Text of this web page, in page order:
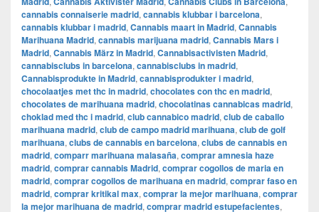
cannabis connaiserie madrid, cannabis klubbar i barcelona,
cannabis klubbar i madrid, Cannabis maart in Madrid, Cannabis
Marihuana Madrid, cannabis marijuana madrid, Cannabis Mars i
Madrid, Cannabis März in Madrid, Cannabisactivisten Madrid,
cannabisclubs in barcelona, cannabisclubs in madrid,
Cannabisprodukte in Madrid, cannabisprodukter i madrid,
chocolaatjes met thc in madrid, chocolates con thc en madrid,
chocolates de marihuana madrid, chocolatinas cannabicas madrid,
choklad med thc i madrid, club cannabico madrid, club de caballo
marihuana madrid, club de campo madrid marihuana, club de golf
marihuana, clubs de cannabis en barcelona, clubs de cannabis en
madrid, comparr marihuana malasaña, comprar amnesia haze
madrid, comprar cannabis Madrid, comprar cogollos de maria en
madrid, comprar cogollos de marihuana en madrid, comprar faso en
madrid, comprar kritikal max, comprar la mejor marihuana, comprar
la mejor marihuana de madrid, comprar madrid estupefacientes,